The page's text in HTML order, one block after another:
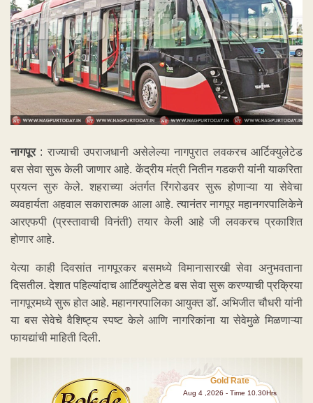
नागपूर : राज्याची उपराजधानी असेलेल्या नागपुरात लवकरच आर्टिक्युलेटेड
बस सेवा सुरू केली जाणार आहे. केंद्रीय मंत्री नितीन गडकरी यांनी याकरिता
प्रयत्न सुरु केले. शहराच्या अंतर्गत रिंगरोडवर सुरू होणाऱ्या या सेवेचा
व्यवहार्यता अहवाल सकारात्मक आला आहे. त्यानंतर नागपूर महानगरपालिकेने
आरएफपी (प्रस्तावाची विनंती) तयार केली आहे जी लवकरच प्रकाशित
होणार आहे.
येत्या काही दिवसांत नागपूरकर बसमध्ये विमानासारखी सेवा अनुभवताना
दिसतील. देशात पहिल्यांदाच आर्टिक्युलेटेड बस सेवा सुरू करण्याची प्रक्रिया
नागपूरमध्ये सुरू होत आहे. महानगरपालिका आयुक्त डॉ. अभिजीत चौधरी यांनी
या बस सेवेचे वैशिष्ट्य स्पष्ट केले आणि नागरिकांना या सेवेमुळे मिळणाऱ्या
फायद्यांची माहिती दिली.
Gold Rate
Aug 4 ,2026 - Time 10.30Hrs